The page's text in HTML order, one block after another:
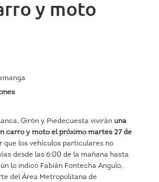
y moto
Girón y Piedecuesta vivirán una
carro y moto el próximo martes 27 de
que los vehículos particulares no
desde las 6:00 de la mañana hasta
lo indicó Fabián Fontecha Angulo,
del Área Metropolitana de